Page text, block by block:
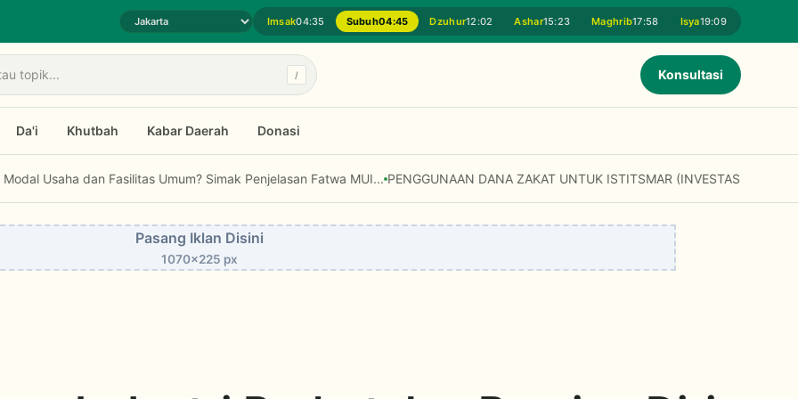
Pilih daerah jadwal sholat Imsak04:35 Subuh04:45 Dzuhur12:02 Ashar15:23 Maghrib17:58 Isya19:09
/ Konsultasi
Da'i Khutbah Kabar Daerah Donasi
Mengajak, Bukan Menghakimi Bolehkah Zakat Digunakan untuk Modal Usaha dan Fasilitas Umum? Simak Penjelasan Fatwa MUI...
Pasang Iklan Disini
1070x225 px